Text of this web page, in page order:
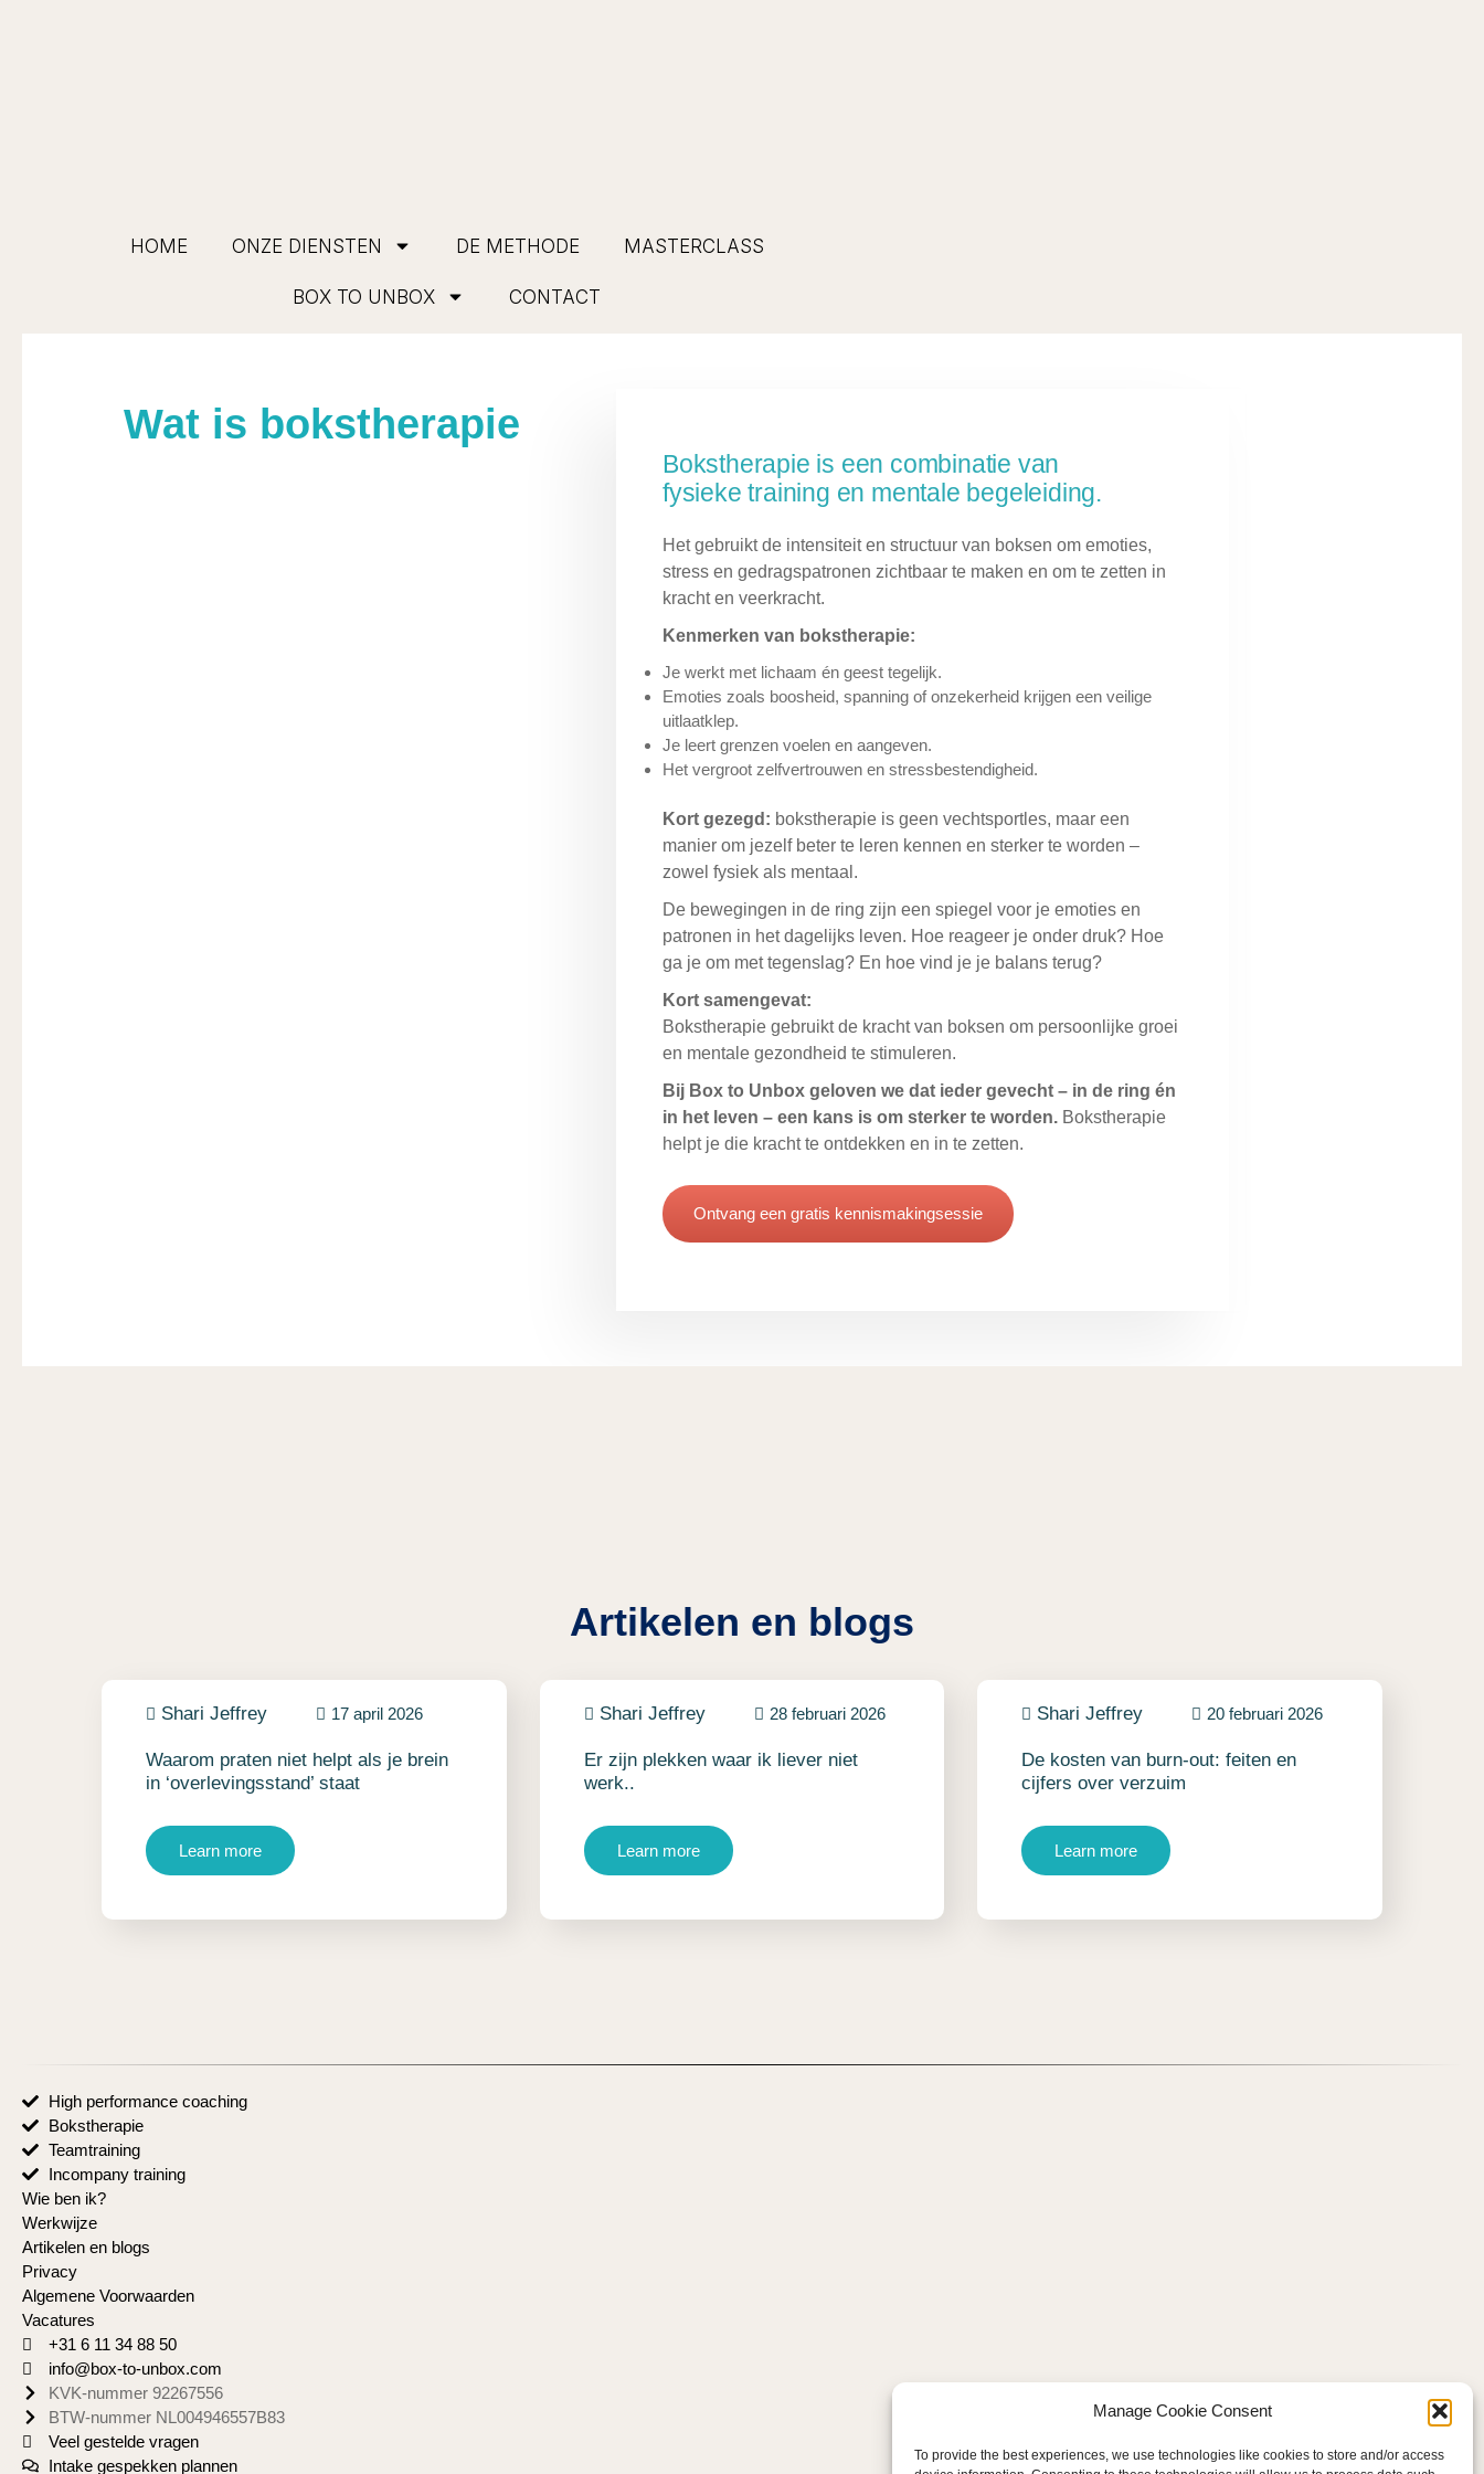
Manage Cookie Consent
To provide the best experiences, we use technologies like cookies to store and/or access
HOME ONZE DIENSTEN DE METHODE MASTERCLASS
BOX TO UNBOX CONTACT
Wat is bokstherapie
Bokstherapie is een combinatie van
fysieke training en mentale begeleiding.
Het gebruikt de intensiteit en structuur van boksen om emoties,
stress en gedragspatronen zichtbaar te maken en om te zetten in
kracht en veerkracht.
Kenmerken van bokstherapie:
Je werkt met lichaam én geest tegelijk.
Emoties zoals boosheid, spanning of onzekerheid krijgen een veilige
uitlaatklep.
Je leert grenzen voelen en aangeven.
Het vergroot zelfvertrouwen en stressbestendigheid.
Kort gezegd: bokstherapie is geen vechtsportles, maar een
manier om jezelf beter te leren kennen en sterker te worden –
zowel fysiek als mentaal.
De bewegingen in de ring zijn een spiegel voor je emoties en
patronen in het dagelijks leven. Hoe reageer je onder druk? Hoe
ga je om met tegenslag? En hoe vind je je balans terug?
Kort samengevat:
Bokstherapie gebruikt de kracht van boksen om persoonlijke groei
en mentale gezondheid te stimuleren.
Bij Box to Unbox geloven we dat ieder gevecht – in de ring én
in het leven – een kans is om sterker te worden. Bokstherapie
helpt je die kracht te ontdekken en in te zetten.
Ontvang een gratis kennismakingsessie
Artikelen en blogs
Shari Jeffrey 17 april 2026
Waarom praten niet helpt als je brein
in ‘overlevingsstand’ staat
Learn more
Shari Jeffrey 28 februari 2026
Er zijn plekken waar ik liever niet
werk..
Learn more
Shari Jeffrey 20 februari 2026
De kosten van burn-out: feiten en
cijfers over verzuim
Learn more
High performance coaching
Bokstherapie
Teamtraining
Incompany training
Wie ben ik?
Werkwijze
Artikelen en blogs
Privacy
Algemene Voorwaarden
Vacatures
+31 6 11 34 88 50
info@box-to-unbox.com
KVK-nummer 92267556
BTW-nummer NL004946557B83
Veel gestelde vragen
Intake gespekken plannen